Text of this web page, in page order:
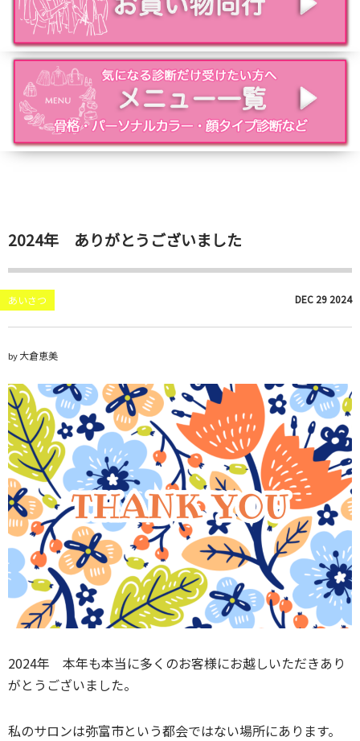
2024年 ありがとうございました
あいさつ DEC 29 2024
by大倉恵美
2024年 本年も本当に多くのお客様にお越しいただきあり
がとうございました。
私のサロンは弥富市という都会ではない場所にあります。